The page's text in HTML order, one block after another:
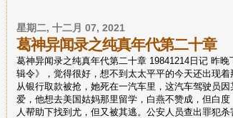
星期二, 十二月 07, 2021
葛神异闻录之纯真年代第二十章
葛神异闻录之纯真年代第二十章 19841214日记 昨
辑令》，觉得很好，想不到太太平平的今天还出现
从银行取款被抢，她死在一汽车里，这汽车驾驶员
爱，他想去美国姑妈那里留学，白燕不赞成，但白
人帮助下找到尤，但又被其逃。公安人员查出罪犯